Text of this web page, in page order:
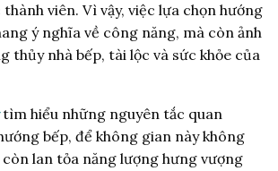
viên. Vì vậy, việc lựa chọn hướng
ý nghĩa về công năng, mà còn ảnh
thủy nhà bếp, tài lộc và sức khỏe của
tìm hiểu những nguyên tắc quan
bếp, để không gian này không
lan tỏa năng lượng hưng vượng